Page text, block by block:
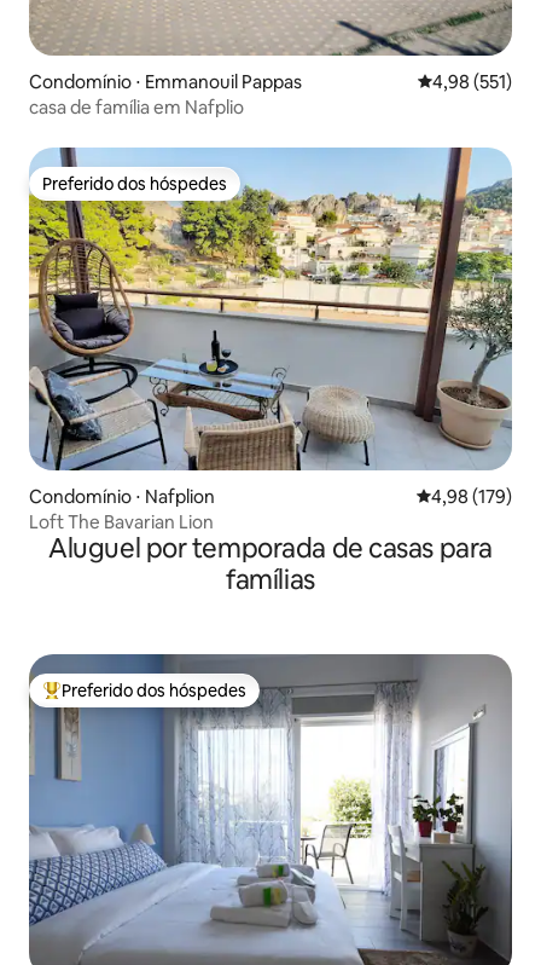
Condomínio ⋅ Emmanouil Pappas 4,98 de uma
4,98 (551)
casa de família em Nafplio
Preferido dos hóspedes
Preferido dos hóspedes
Condomínio ⋅ Nafplion 4,98 de uma
4,98 (179)
Loft The Bavarian Lion
Aluguel por temporada de casas para
famílias
Entre os melhores preferidos dos hóspedes
Preferido dos hóspedes